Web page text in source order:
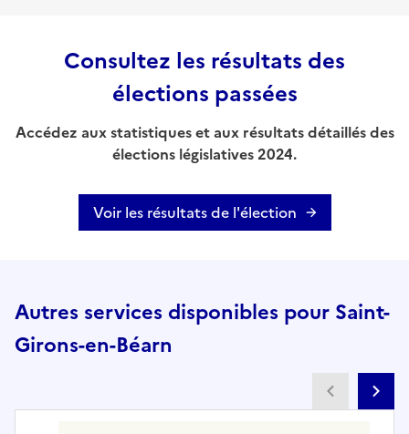
Consultez les résultats des
élections passées
Accédez aux statistiques et aux résultats détaillés des
élections législatives 2024.
Voir les résultats de l'élection
Autres services disponibles pour Saint-
Girons-en-Béarn